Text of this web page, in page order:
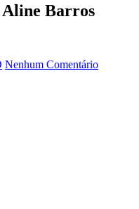
Aline Barros
Nenhum Comentário